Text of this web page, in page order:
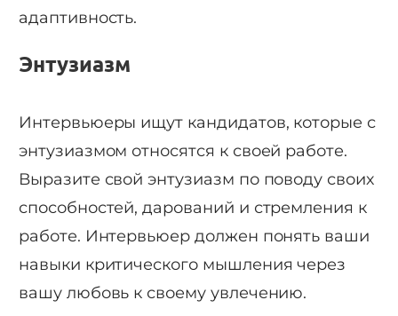
адаптивность.
Энтузиазм
Интервьюеры ищут кандидатов, которые с
энтузиазмом относятся к своей работе.
Выразите свой энтузиазм по поводу своих
способностей, дарований и стремления к
работе. Интервьюер должен понять ваши
навыки критического мышления через
вашу любовь к своему увлечению.